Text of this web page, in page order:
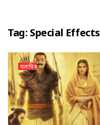
Tag: Special Effects
चलचित्र